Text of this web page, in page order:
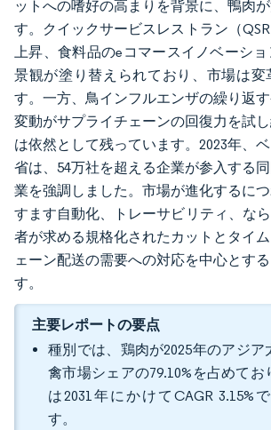
ットへの嗜好の高まりを背景に、鴨肉
す。クイックサービスレストラン（
上昇、食料品のeコマースイノベーシ
景観が塗り替えられており、市場は変
す。一方、鳥インフルエンザの繰り返
変動がサプライチェーンの回復力を試
は依然として残っています。2023年、
省は、54万社を超える企業が参入する
業を強調しました。市場が進化するに
すます自動化、トレーサビリティ、な
者が求める規格化されたカットとタイ
ェーン配送の需要への対応を中心とす
す。
主要レポートの要点
種別では、鶏肉が2025年のアジア
禽市場シェアの79.10%を占めてお
は2031年にかけてCAGR 3.15%
す。